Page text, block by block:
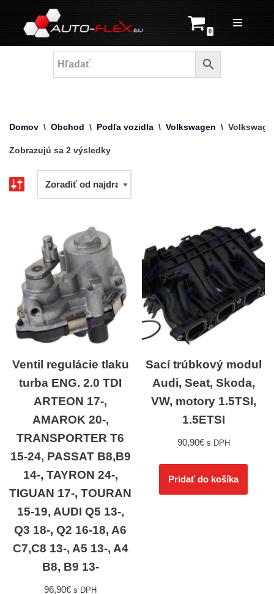
Prejsť
na
0
Domov \ Obchod \ Podľa vozidla \ Volkswagen \
Zobrazujú sa 2 výsledky
Ventil regulácie tlaku
turba ENG. 2.0 TDI
ARTEON 17-,
AMAROK 20-,
TRANSPORTER T6
15-24, PASSAT B8,B9
14-, TAYRON 24-,
TIGUAN 17-, TOURAN
15-19, AUDI Q5 13-,
Q3 18-, Q2 16-18, A6
C7,C8 13-, A5 13-, A4
B8, B9 13-
96,90€ s DPH
Sací trúbkový modul
Audi, Seat, Skoda,
VW, motory 1.5TSI,
1.5ETSI
90,90€ s DPH
Pridať do košíka